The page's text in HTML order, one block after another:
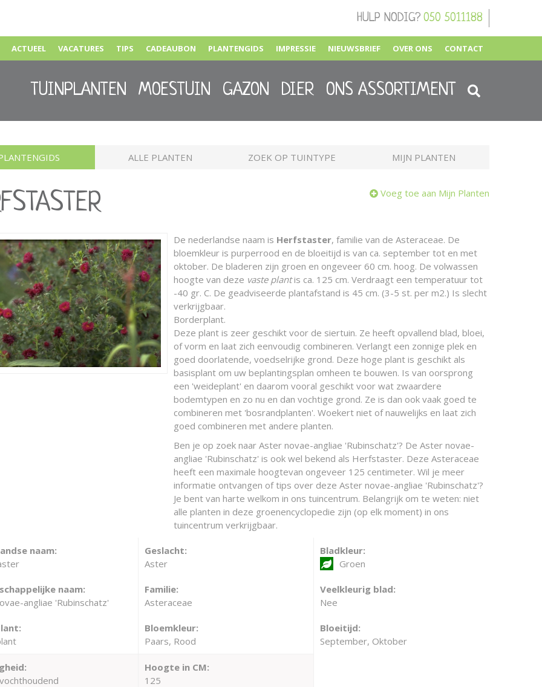
HULP NODIG? 050 5011188
ACTUEEL VACATURES TIPS CADEAUBON PLANTENGIDS IMPRESSIE NIEUWSBRIEF OVER ONS CONTACT
TUINPLANTEN MOESTUIN GAZON DIER ONS ASSORTIMENT
ALLE PLANTEN ZOEK OP TUINTYPE MIJN PLANTEN
Voeg toe aan Mijn Planten
De nederlandse naam is Herfstaster, familie van de Asteraceae. De
bloemkleur is purperrood en de bloeitijd is van ca. september tot en met
oktober. De bladeren zijn groen en ongeveer 60 cm. hoog. De volwassen
hoogte van deze vaste plantis ca. 125 cm. Verdraagt een temperatuur tot
-40 gr. C. De geadviseerde plantafstand is 45 cm. (3-5 st. per m2.) Is slecht
verkrijgbaar.
Borderplant.
Deze plant is zeer geschikt voor de siertuin. Ze heeft opvallend blad, bloei,
of vorm en laat zich eenvoudig combineren. Verlangt een zonnige plek en
goed doorlatende, voedselrijke grond. Deze hoge plant is geschikt als
basisplant om uw beplantingsplan omheen te bouwen. Is van oorsprong
een 'weideplant' en daarom vooral geschikt voor wat zwaardere
bodemtypen en zo nu en dan vochtige grond. Ze is dan ook vaak goed te
combineren met 'bosrandplanten'. Woekert niet of nauwelijks en laat zich
goed combineren met andere planten.
Ben je op zoek naar Aster novae-angliae 'Rubinschatz'? De Aster novae-
angliae 'Rubinschatz' is ook wel bekend als Herfstaster. Deze Asteraceae
heeft een maximale hoogtevan ongeveer 125 centimeter. Wil je meer
informatie ontvangen of tips over deze Aster novae-angliae 'Rubinschatz'?
Je bent van harte welkom in ons tuincentrum. Belangrijk om te weten: niet
alle planten in deze groenencyclopedie zijn (op elk moment) in ons
tuincentrum verkrijgbaar.
naam:
naam:
angliae 'Rubinschatz'
Geslacht:
Aster
Familie:
Asteraceae
Bloemkleur:
Paars, Rood
Bladkleur:
Groen
Veelkleurig blad:
Nee
Bloeitijd:
September, Oktober
Hoogte in CM:
125